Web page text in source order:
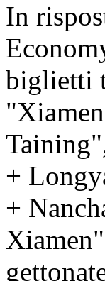
In
biglietti
+
+